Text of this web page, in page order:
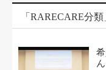
「RARECARE分
ん